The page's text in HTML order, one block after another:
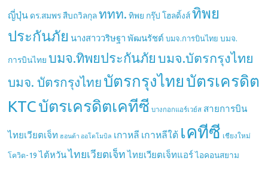
ญี่ปุ่น ดร.สมพร สืบถวิลกุล ททท. ทิพย กรุ๊ป โฮลดิ้งส์ ทิพย
ประกันภัย นางสาววริษฐา พัฒนรัชต์ บมจ.การบินไทย บมจ.
การบินไทย บมจ.ทิพยประกันภัย บมจ.บัตรกรุงไทย
บมจ. บัตรกรุงไทย บัตรกรุงไทย บัตรเครดิต
KTCบัตรเครดิตเคทีซี บางกอกแอร์เวย์ส สายการบิน
ไทยเวียตเจ็ท ฮอนด้า ออโตโมบิล เกาหลี เกาหลีใต้ เคทีซี เชียงใหม่
โควิด-19 ไต้หวัน ไทยเวียตเจ็ท ไทยเวียตเจ็ทแอร์ ไอคอนสยาม